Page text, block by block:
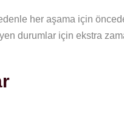
her aşama için
durumlar için ekstra